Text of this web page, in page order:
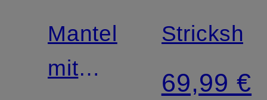
Mantel
mit
Strickshirt
69,99 €